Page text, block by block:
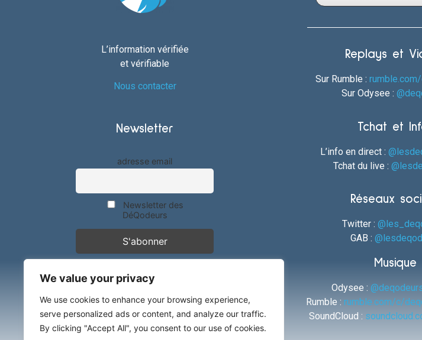
We value your privacy
We use cookies to enhance your browsing experience,
serve personalized ads or content, and analyze our traffic.
By clicking "Accept All", you consent to our use of cookies.
L’information vérifiée
et vérifiable
Nous contacter
Newsletter
adresse email
Newsletter des
DéQodeurs
Replays et
Sur Rumble :
Sur Odysee :
Tchat et
L’info en direct :
Tchat du live :
Réseaux
Twitter :
GAB :
Musique
Odysee :
Rumble : rumble.com/c/
SoundCloud :